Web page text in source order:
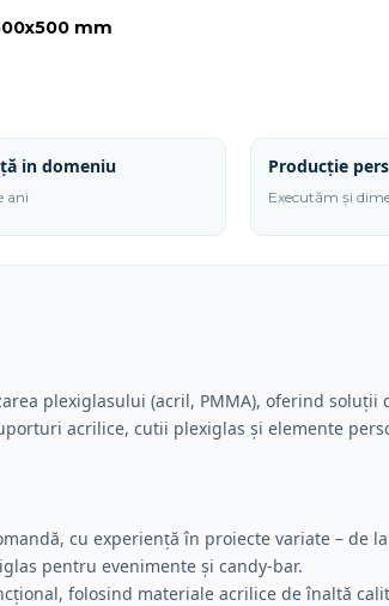
mm
in domeniu
ani
Producție
Executăm și
plexiglasului (acril, PMMA), oferind
acrilice, cutii plexiglas și elemente
cu experiență în proiecte variate –
pentru evenimente și candy-bar.
folosind materiale acrilice de înaltă